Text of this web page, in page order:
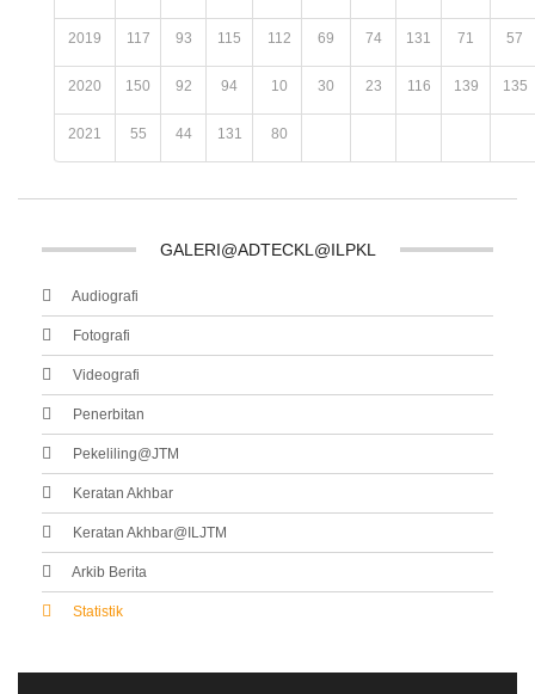
2019 117 93 115 112 69 74 131 71 57
2020 150 92 94 10 30 23 116 139 135
2021 55 44 131 80
GALERI@ADTECKL@ILPKL
Audiografi
Fotografi
Videografi
Penerbitan
Pekeliling@JTM
Keratan Akhbar
Keratan Akhbar@ILJTM
Arkib Berita
Statistik